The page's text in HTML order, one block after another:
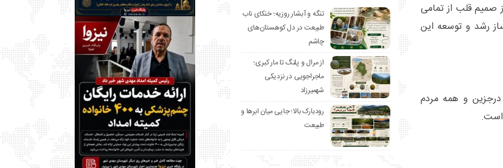
صمیم قلب از تمامی
رشد و توسعه این
درجزین و همه مردم
است.
تنگه و آبشار روزیه؛ خنکای ناب
طبیعت در دل کوهستان‌های
چاشم
از مرال و پلنگ تا مار کبری؛
ماجراجویی در نزدیکی
شهمیرزاد
رودبارک بالا؛ جایی میان ابرها و
طبیعت